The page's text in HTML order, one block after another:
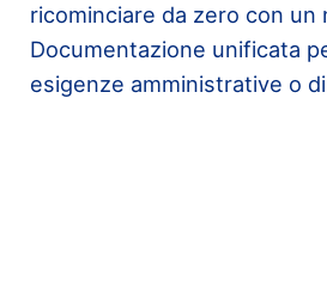
ricominciare da zero con
Documentazione unificata
esigenze amministrative o